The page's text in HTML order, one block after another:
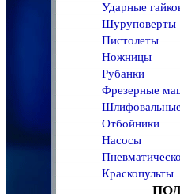
Ударные
Шуруповерты
Пистолеты
Ножницы
Рубанки
Фрезерные
Отбойники
Насосы
Краскопульты